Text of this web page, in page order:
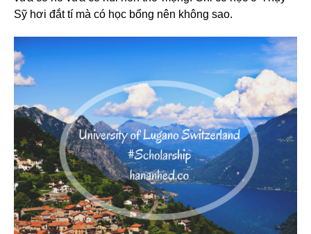
Sỹ hơi đắt tí mà có học bổng nên không sao.